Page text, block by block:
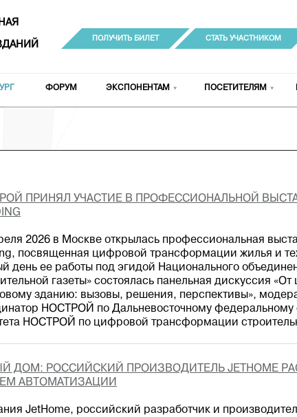
ПОЛУЧИТЬ БИЛЕТ СТАТЬ УЧАСТНИКОМ
ФОРУМ ЭКСПОНЕНТАМ ПОСЕТИТЕЛЯМ
ПРИНЯЛ УЧАСТИЕ В ПРОФЕССИОНАЛЬНОЙ
2026 в Москве открылась профессиональная
посвященная цифровой трансформации жилья и
день ее работы под эгидой Национального
газеты» состоялась панельная дискуссия
зданию: вызовы, решения, перспективы»,
НОСТРОЙ по Дальневосточному федеральному
НОСТРОЙ по цифровой трансформации
ДОМ: РОССИЙСКИЙ ПРОИЗВОДИТЕЛЬ JETHOME
АВТОМАТИЗАЦИИ
JetHome, российский разработчик и